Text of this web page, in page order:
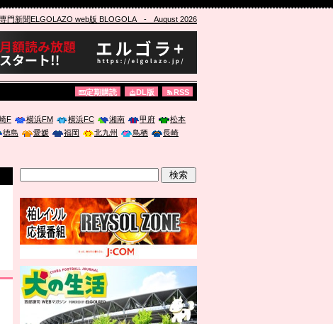
門新聞ELGOLAZO web版 BLOGOLA- August 2026
定期購読 DL版 RSS
F 横浜FM 横浜FC 湘南 甲府
松本
徳島 愛媛 福岡 北九州 鳥栖
長崎
」に登壇